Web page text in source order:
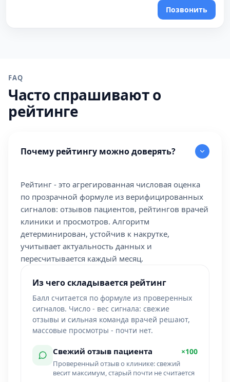
Позвонить
FAQ
Часто спрашивают о
рейтинге
Почему рейтингу можно доверять?
Рейтинг - это агрегированная числовая оценка
по прозрачной формуле из верифицированных
сигналов: отзывов пациентов, рейтингов врачей
клиники и просмотров. Алгоритм
детерминирован, устойчив к накрутке,
учитывает актуальность данных и
пересчитывается каждый месяц.
Из чего складывается рейтинг
Балл считается по формуле из проверенных
сигналов. Число - вес сигнала: свежие
отзывы и сильная команда врачей решают,
массовые просмотры - почти нет.
Свежий отзыв пациента ×100
Проверенный отзыв о клинике: свежий
весит максимум, старый почти не считается